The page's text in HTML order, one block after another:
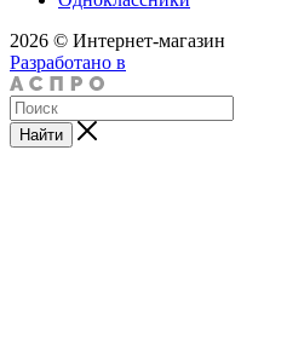
2026 © Интернет-магазин
Разработано в
Найти